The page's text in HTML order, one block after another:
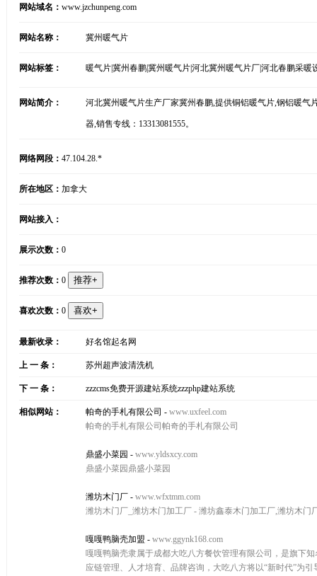
网站域名： www.jzchunpeng.com
网站名称： 冀州暖气片
网站标签： 暖气片|冀州春鹏|冀州暖气片|河北冀州暖气片厂|河北春鹏采暖
网站简介： 河北冀州暖气片生产厂家冀州春鹏,提供铜铝暖气片,钢铝暖
器,销售专线：13313081555。
网络网段： 47.104.28.*
所在地区： 加拿大
网站接入：
展示次数： 0
推荐次数： 0
喜欢次数： 0
最新收录： 好名馆起名网
上 一 条： 苏州超声波清洗机
下 一 条： zzzcms免费开源建站系统zzzphp建站系统
相似网站： 帕奇的手札有限公司 - www.uxfeel.com
帕奇的手札有限公司帕奇的手札有限公司
鼎盛小菜园 - www.yldsxcy.com
鼎盛小菜园鼎盛小菜园
潍坊木门厂 - www.wfxtmm.com
潍坊木门厂_潍坊木门加工厂 - 潍坊鑫泰木门加工厂,潍坊木门
嘎嘎鸭脑壳加盟 - www.ggynk168.com
嘎嘎鸭脑壳隶属于成都大吃八方餐饮管理有限公司，是旗下
应链管理、人才培育、品牌咨询，大吃八方将以“新时代”为